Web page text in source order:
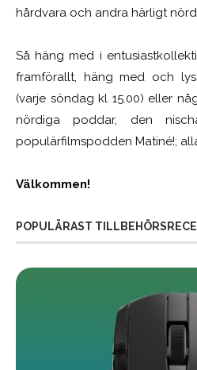
hårdvara och andra härligt
Så häng med i
framförallt, häng med och
(varje söndag kl 15.00) eller
nördiga poddar, den
populärfilmspodden Matiné!;
Välkommen!
POPULÄRAST